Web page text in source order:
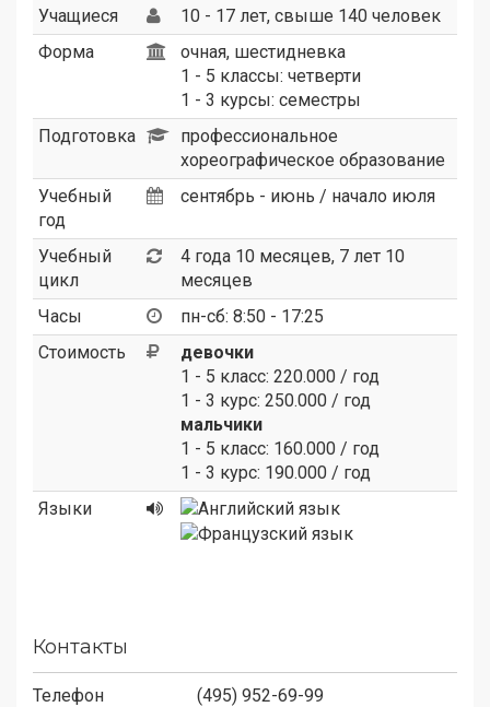
Учащиеся
10 - 17 лет, свыше 140 человек
Форма
очная, шестидневка
1 - 5 классы: четверти
1 - 3 курсы: семестры
Подготовка
профессиональное
хореографическое образование
Учебный
год
сентябрь - июнь / начало июля
Учебный
цикл
4 года 10 месяцев, 7 лет 10
месяцев
Часы
пн-сб: 8:50 - 17:25
Стоимость
девочки
1 - 5 класс: 220.000 / год
1 - 3 курс: 250.000 / год
мальчики
1 - 5 класс: 160.000 / год
1 - 3 курс: 190.000 / год
Языки
Контакты
Телефон
(495) 952-69-99